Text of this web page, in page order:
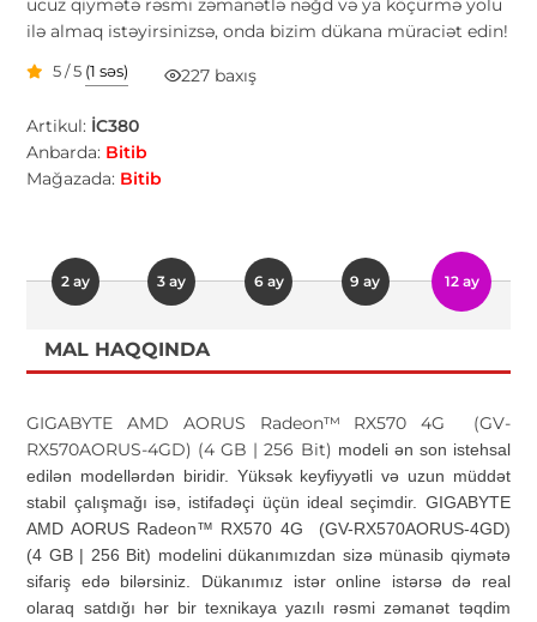
ucuz qiymətə rəsmi zəmanətlə nəğd və ya köçürmə yolu
ilə almaq istəyirsinizsə, onda bizim dükana müraciət edin!
5 / 5 (1 səs) 227 baxış
Artikul: İC380
Anbarda: Bitib
Mağazada: Bitib
2 ay 3 ay 6 ay 9 ay 12 ay
MAL HAQQINDA
GIGABYTE AMD AORUS Radeon™ RX570 4G (GV-
RX570AORUS-4GD) (4 GB | 256 Bit) modeli ən son istehsal
edilən modellərdən biridir. Yüksək keyfiyyətli və uzun müddət
stabil çalışmağı isə, istifadəçi üçün ideal seçimdir. GIGABYTE
AMD AORUS Radeon™ RX570 4G (GV-RX570AORUS-4GD)
(4 GB | 256 Bit) modelini dükanımızdan sizə münasib qiymətə
sifariş edə bilərsiniz. Dükanımız istər online istərsə də real
olaraq satdığı hər bir texnikaya yazılı rəsmi zəmanət təqdim